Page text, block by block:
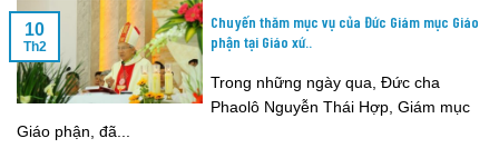
Chuyến thăm mục vụ của Đức Giám mục Giáo
phận tại Giáo xứ..
Trong những ngày qua, Đức cha
Phaolô Nguyễn Thái Hợp, Giám mục
Giáo phận, đã...
10
Th2